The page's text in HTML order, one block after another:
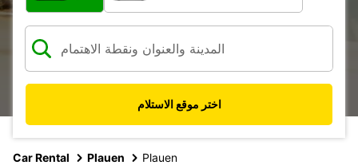
اختر موقع الاستلام
Car Rental Plauen Plauen